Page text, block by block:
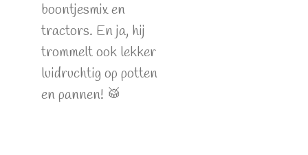
boontjesmix en
tractors. En ja, hij
trommelt ook lekker
luidruchtig op potten
en pannen! 🥁